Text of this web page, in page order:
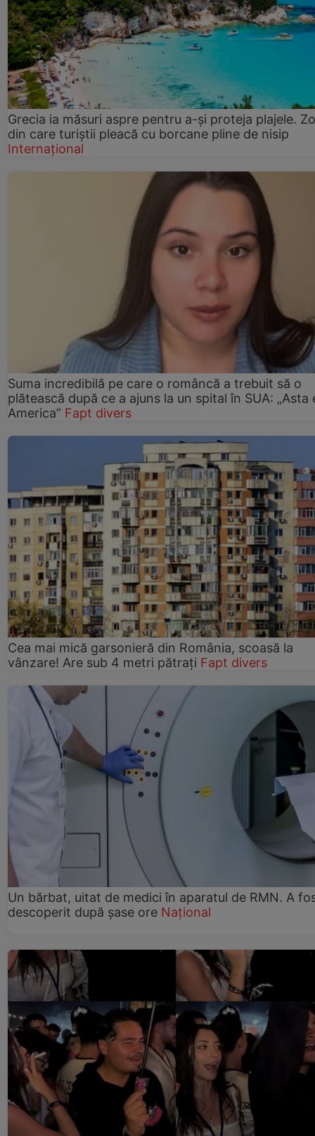
Grecia ia măsuri aspre pentru a-și proteja plajele.
din care turiștii pleacă cu borcane pline de nisip
Internațional
Suma incredibilă pe care o româncă a trebuit să o
plătească după ce a ajuns la un spital în SUA: „Asta
America” Fapt divers
Cea mai mică garsonieră din România, scoasă la
vânzare! Are sub 4 metri pătrați Fapt divers
Un bărbat, uitat de medici în aparatul de RMN. A
descoperit după șase ore Național